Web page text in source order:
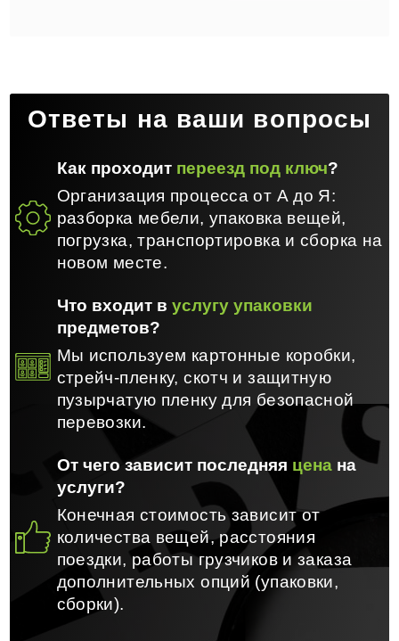
Ответы на ваши вопросы
Как проходит переезд под ключ?
Организация процесса от А до Я:
разборка мебели, упаковка вещей,
погрузка, транспортировка и сборка на
новом месте.
Что входит в услугу упаковки
предметов?
Мы используем картонные коробки,
стрейч-пленку, скотч и защитную
пузырчатую пленку для безопасной
перевозки.
От чего зависит последняя ценана
услуги?
Конечная стоимость зависит от
количества вещей, расстояния
поездки, работы грузчиков и заказа
дополнительных опций (упаковки,
сборки).